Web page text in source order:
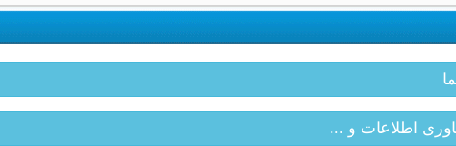
اطلاعات و ...